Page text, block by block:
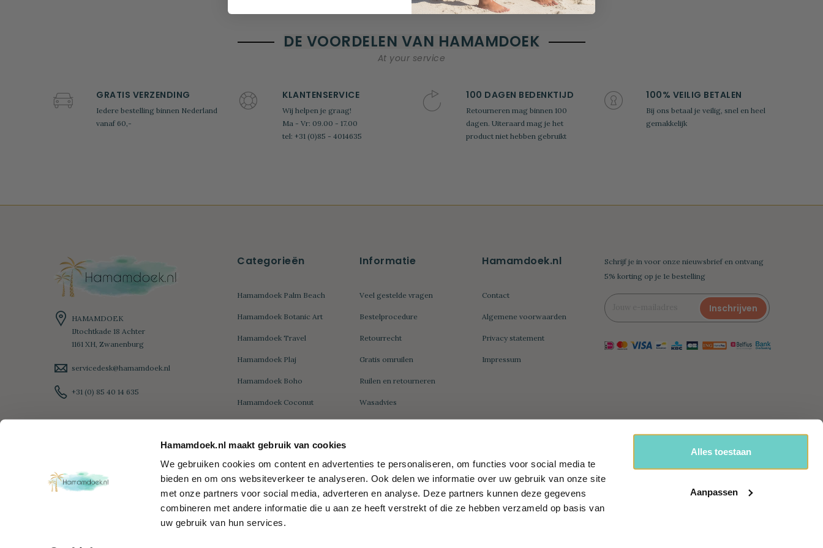
Hamamdoek.nl maakt gebruik van cookies
We gebruiken cookies om content en advertenties te personaliseren, om functies voor social media te
bieden en om ons websiteverkeer te analyseren. Ook delen we informatie over uw gebruik van onze site
met onze partners voor social media, adverteren en analyse. Deze partners kunnen deze gegevens
combineren met andere informatie die u aan ze heeft verstrekt of die ze hebben verzameld op basis van
uw gebruik van hun services.
Alles toestaan
Aanpassen
DE VOORDELEN VAN HAMAMDOEK
At your service
GRATIS VERZENDING
Iedere bestelling binnen Nederland
vanaf 60,-
KLANTENSERVICE
Wij helpen je graag!
Ma - Vr: 09.00 - 17.00
tel: +31 (0)85 - 4014635
100 DAGEN BEDENKTIJD
Retourneren mag binnen 100
dagen. Uiteraard mag je het
product niet hebben gebruikt
100% VEILIG BETALEN
Bij ons betaal je veilig, snel en heel
gemakkelijk
HAMAMDOEK
IJtochtkade 18 Achter
1161 XH, Zwanenburg
servicedesk@hamamdoek.nl
+31 (0) 85 40 14 635
Categorieën
Hamamdoek Palm Beach
Hamamdoek Botanic Art
Hamamdoek Travel
Hamamdoek Plaj
Hamamdoek Boho
Hamamdoek Coconut
Hamamdoek Double
Diamond
Hamamdoek Peacock
Hamamdoek Daisy
Informatie
Veel gestelde vragen
Bestelprocedure
Retourrecht
Gratis omruilen
Ruilen en retourneren
Wasadvies
Wat is een?
Wat is een hamamdoek
Wat is een fouta
Hamamdoek.nl
Contact
Algemene voorwaarden
Privacy statement
Impressum
Hamamdoek Groothandel
Relatiegeschenk
Schrijf je in voor onze nieuwsbrief en ontvang
5% korting op je 1e bestelling
Inschrijven